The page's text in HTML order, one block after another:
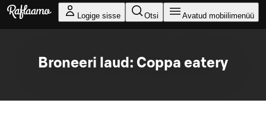
Liigu peamise sisu juurde
Logige sisse Otsi Avatud mobiilimenüü
Broneeri laud: Coppa eatery